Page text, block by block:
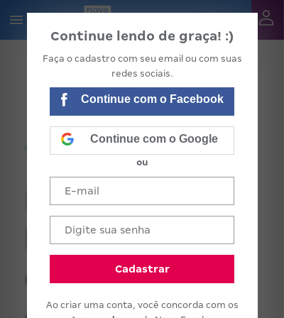
Continue lendo de graça! :)
Faça o cadastro com seu email ou com suas
redes sociais.
Continue com o Facebook
Continue com o Google
ou
Cadastrar
Ao criar uma conta, você concorda com os
PPP: como
levantar os
dados da sua